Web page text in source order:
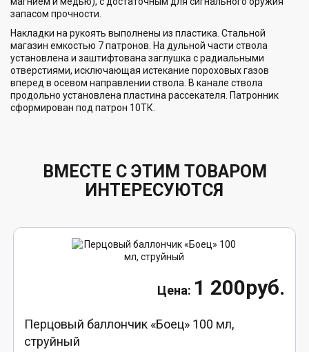
запасом прочности.
Накладки на рукоять выполнены из пластика. Стальной
магазин емкостью 7 патронов. На дульной части ствола
установлена и заштифтована заглушка с радиальными
отверстиями, исключающая истекание пороховых газов
вперед в осевом направлении ствола. В канале ствола
продольно установлена пластина рассекателя. Патронник
сформирован под патрон 10ТК.
ВМЕСТЕ С ЭТИМ ТОВАРОМ
ИНТЕРЕСУЮТСЯ
1 200руб.
Перцовый баллончик «Боец» 100 мл,
струйный